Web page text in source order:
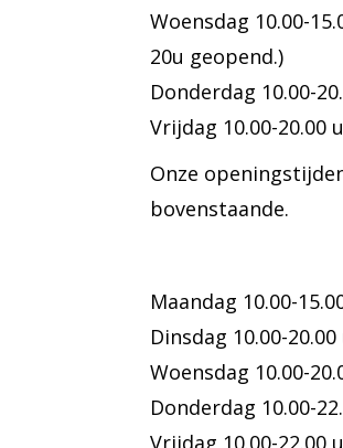
Woensdag 10.00-
20u geopend.)
Donderdag 10.00-
Vrijdag 10.00-20.00
Onze
bovenstaande.
Maandag 10.00-
Dinsdag 10.00-
Woensdag 10.00-
Donderdag 10.00-
Vrijdag 10.00-22.00